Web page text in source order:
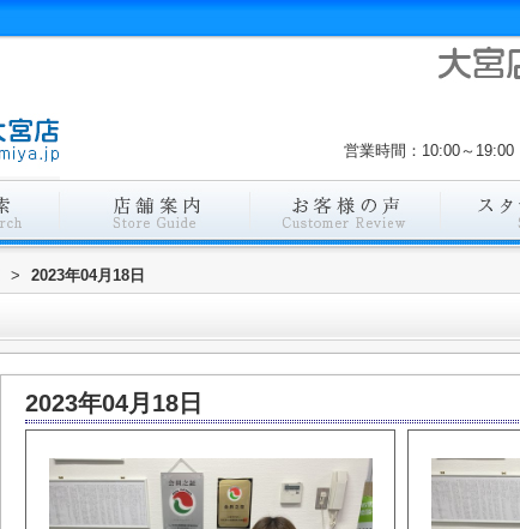
営業時間：10:00～
> 2023年04月18日
2023年04月18日